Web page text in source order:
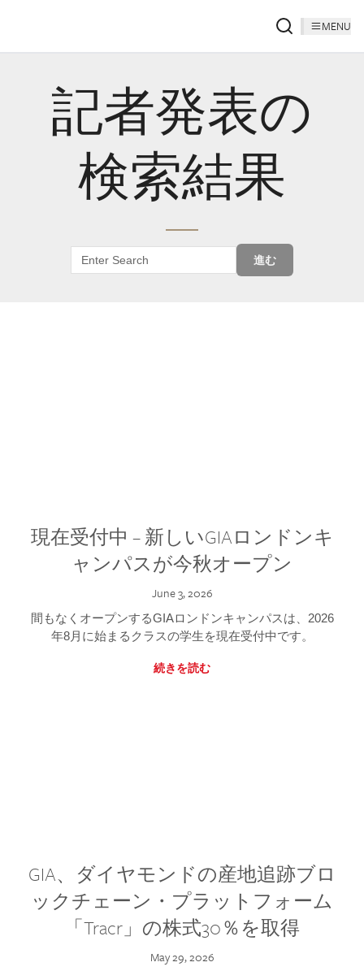
MENU
記者発表の
検索結果
進む
現在受付中 – 新しいGIAロンドンキ
ャンパスが今秋オープン
June 3, 2026
間もなくオープンするGIAロンドンキャンパスは、2026
年8月に始まるクラスの学生を現在受付中です。
続きを読む
GIA、ダイヤモンドの産地追跡ブロ
ックチェーン・プラットフォーム
「Tracr」の株式30％を取得
May 29, 2026